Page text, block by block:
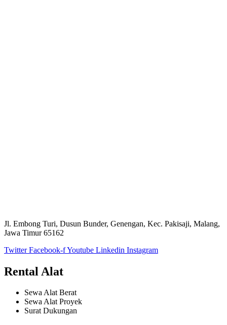
Jl. Embong Turi, Dusun Bunder, Genengan, Kec. Pakisaji, Malang,
Jawa Timur 65162
Twitter Facebook-fYoutube Linkedin Instagram
Rental Alat
Sewa Alat Berat
Sewa Alat Proyek
Surat Dukungan